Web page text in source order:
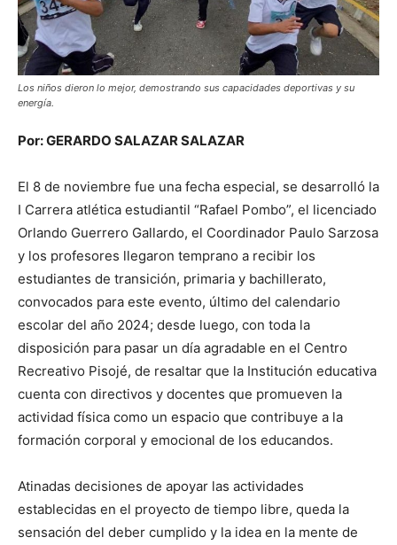
Los niños dieron lo mejor, demostrando sus capacidades deportivas y su
energía.
Por: GERARDO SALAZAR SALAZAR
El 8 de noviembre fue una fecha especial, se desarrolló la
I Carrera atlética estudiantil “Rafael Pombo”, el licenciado
Orlando Guerrero Gallardo, el Coordinador Paulo Sarzosa
y los profesores llegaron temprano a recibir los
estudiantes de transición, primaria y bachillerato,
convocados para este evento, último del calendario
escolar del año 2024; desde luego, con toda la
disposición para pasar un día agradable en el Centro
Recreativo Pisojé, de resaltar que la Institución educativa
cuenta con directivos y docentes que promueven la
actividad física como un espacio que contribuye a la
formación corporal y emocional de los educandos.
Atinadas decisiones de apoyar las actividades
establecidas en el proyecto de tiempo libre, queda la
sensación del deber cumplido y la idea en la mente de